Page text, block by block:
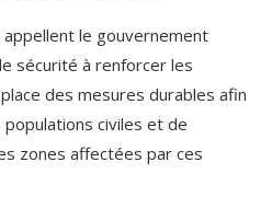
le gouvernement
sécurité à renforcer les
des mesures durables afin
civiles et de
zones affectées par ces